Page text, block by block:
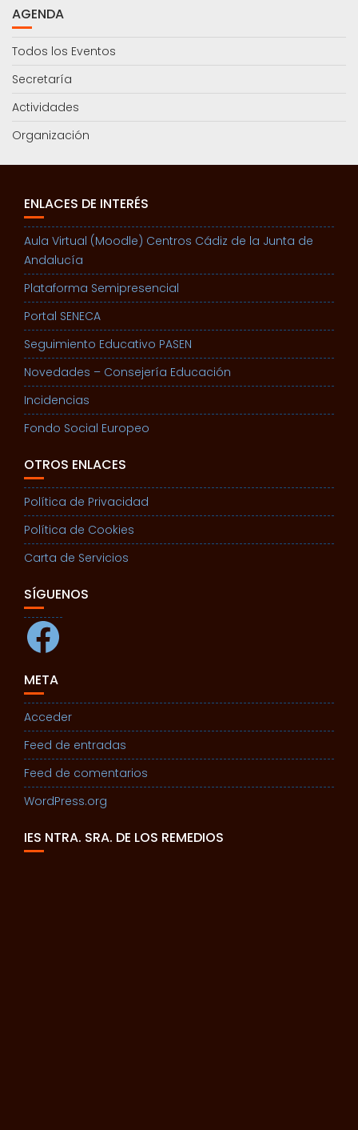
AGENDA
Todos los Eventos
Secretaría
Actividades
Organización
ENLACES DE INTERÉS
Aula Virtual (Moodle) Centros Cádiz de la Junta de
Andalucía
Plataforma Semipresencial
Portal SENECA
Seguimiento Educativo PASEN
Novedades – Consejería Educación
Incidencias
Fondo Social Europeo
OTROS ENLACES
Política de Privacidad
Política de Cookies
Carta de Servicios
SÍGUENOS
Facebook
META
Acceder
Feed de entradas
Feed de comentarios
WordPress.org
IES NTRA. SRA. DE LOS REMEDIOS